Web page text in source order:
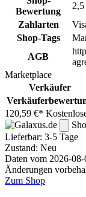
Bewertung
Zahlarten
Shop-Tags
AGB
Marketplace
Verkäufer
120,59 €*
Lieferbar: 3-5 Tage
Zustand: Neu
Daten vom 2026-08-
Änderungen
Zum Shop